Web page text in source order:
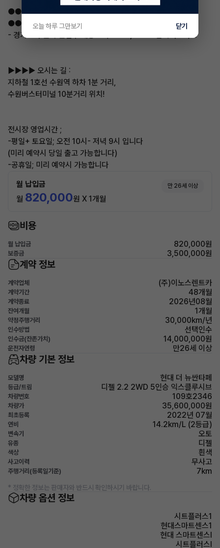
●●●●● 주식회사 탑기어모터스 위치 및 영업시간
●●●●●●●●●●●●●●●●●●●●●
- 경기도 수원시 권선구 매송고색로882,327호 탑기어모터스
▶▶▶▶ 오시는 길 :
지하철 1호선 수원역 하차 1분 거리,
수원버스터미널 10분거리 위치!
전시장 영업시간 ;
-평일+ 토요일; 오전 10시- 저녁 9시 입니다
(미리 예약시 당일 출고 가능합니다)
-공휴일; 미리 예약시 가능합니다
월 납입금 만 26세 이상
월 820,000원 X 1개월
비용
월 납입금 820,000원
보증금 3,500,000원
계약 정보
계약업체 (주)이노스렌트카
계약기간 48개월
계약종료 2026년08월
잔여개월 1개월
약정주행거리 30,000km/년
인수방법 선택인수
인수금(잔존가치) 14,000,000원
운전자연령 만26세 이상
차량 기본 정보
모델명 현대 더 뉴싼타페
등급/트림 디젤 2.2 2WD 5인승 익스클루시브
차량번호 109호2346
차량가 35,600,000원
최초등록 2022년 07월
연비 14.2km/L (2등급)
변속기 오토
유종 디젤
색상 흰색
사고이력 무사고
주행거리(등록일기준) 7km
* 정확한 정보는 판매자와 반드시 확인하시기 바랍니다.
차량 옵션 정보
시트플러스1
현대스마트센스1
현대 스마트센스Ⅰ
시트플러스Ⅰ
오늘 하루 그만보기 닫기